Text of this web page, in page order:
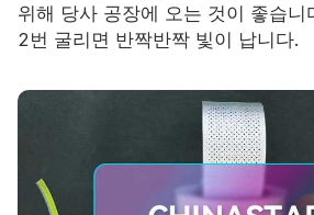
위해 당사 공장에 오는 것이 좋습니
2번 굴리면 반짝반짝 빛이 납니다.